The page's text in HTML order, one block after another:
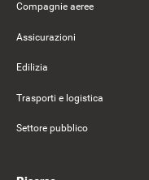
Compagnie aeree
Assicurazioni
Edilizia
Trasporti e logistica
Settore pubblico